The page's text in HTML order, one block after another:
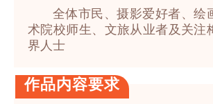
全体市民、摄影爱好者、绘
术院校师生、文旅从业者及关注
界人士
作品内容要求